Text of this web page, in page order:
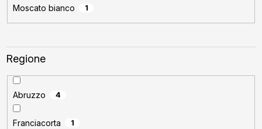
Moscato bianco 1
Regione
Abruzzo 4
Franciacorta 1